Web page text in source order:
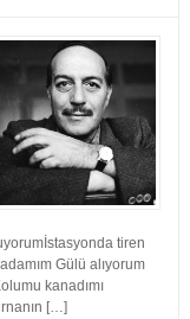
tiren
Gülü alıyorum
kanadımı
[…]